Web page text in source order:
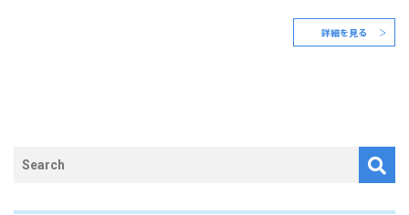
詳細を見る